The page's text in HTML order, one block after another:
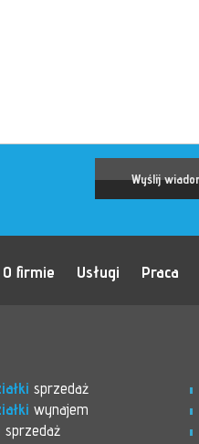
O firmie Usługi Praca
sprzedaż
wynajem
sprzedaż